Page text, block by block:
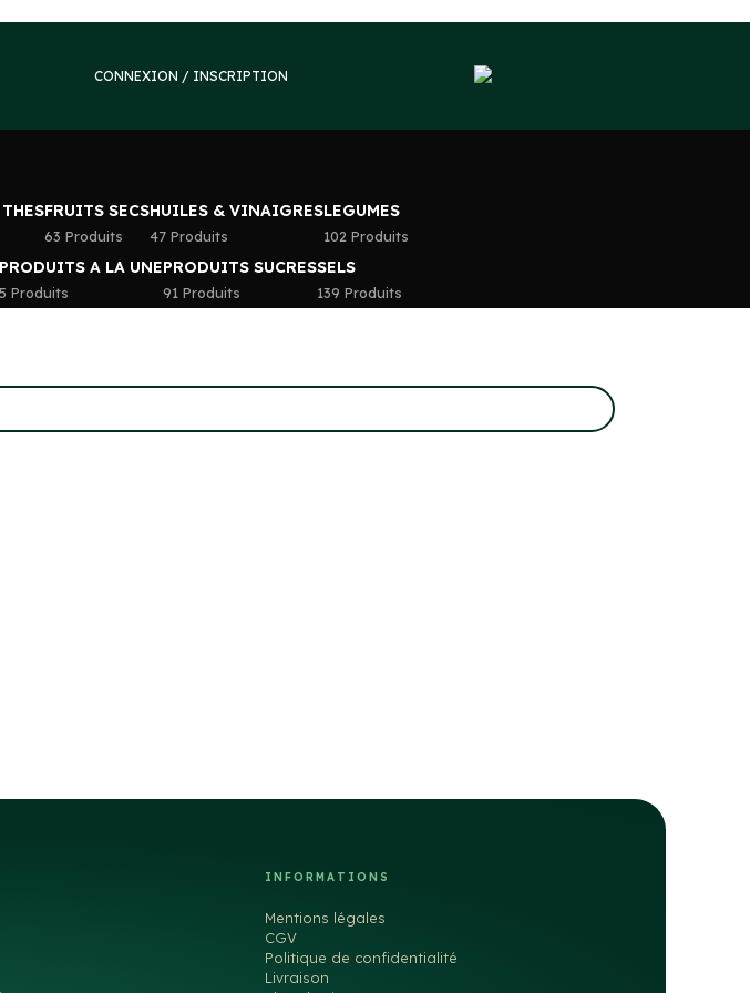
CONNEXION / INSCRIPTION
FRUITS SECS
63 Produits
HUILES & VINAIGRES
47 Produits
LEGUMES
102 Produits
PRODUITS A LA UNE
5 Produits
PRODUITS SUCRES
91 Produits
SELS
139 Produits
INFORMATIONS
Mentions légales
CGV
Politique de confidentialité
Livraison